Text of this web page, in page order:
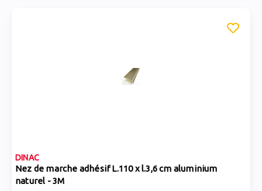
DINAC
Nez de marche adhésif L.110 x l.3,6 cm aluminium
naturel - 3M